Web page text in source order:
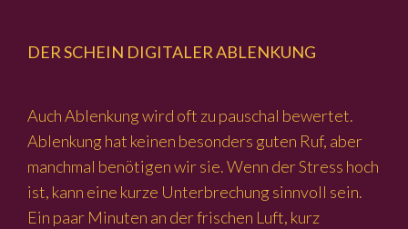
DER SCHEIN DIGITALER ABLENKUNG
Auch Ablenkung wird oft zu pauschal bewertet.
Ablenkung hat keinen besonders guten Ruf, aber
manchmal benötigen wir sie. Wenn der Stress hoch
ist, kann eine kurze Unterbrechung sinnvoll sein.
Ein paar Minuten an der frischen Luft, kurz